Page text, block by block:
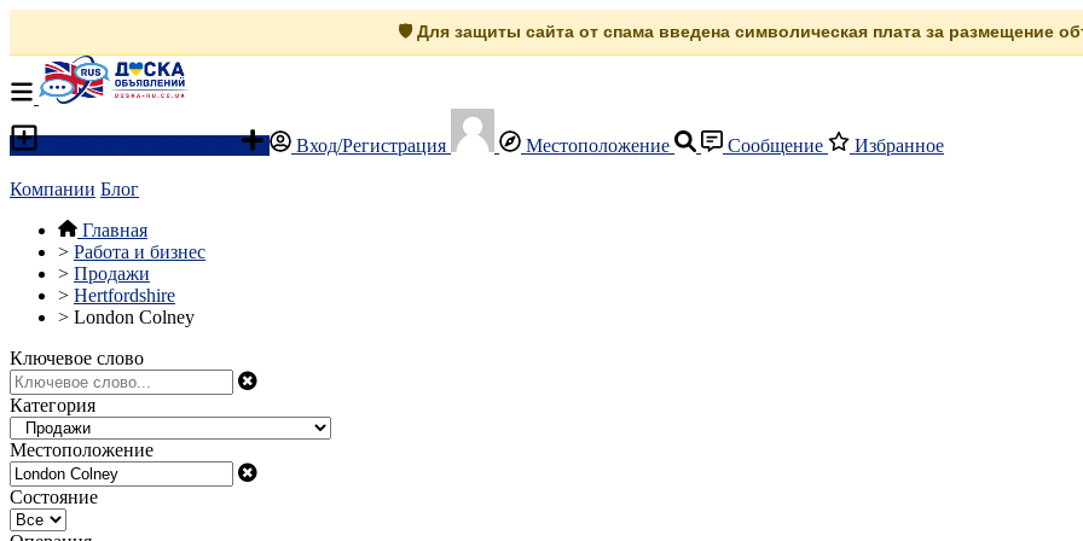
🛡️ Для защиты сайта от спама введена символическая плата за размещение
Вход/Регистрация Местоположение Сообщение Избранное
Компании Блог
Главная
> Работа и бизнес
> Продажи
> Hertfordshire
> London Colney
Ключевое слово
Категория
Местоположение
Состояние